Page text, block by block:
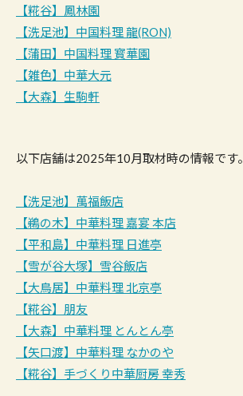
【糀谷】鳳林園
【洗足池】中国料理 龍(RON)
【蒲田】中国料理 寳華園
【雑色】中華大元
【大森】生駒軒
以下店舗は2025年10月取材時の情報です。
【洗足池】萬福飯店
【鵜の木】中華料理 嘉宴 本店
【平和島】中華料理 日進亭
【雪が谷大塚】雪谷飯店
【大鳥居】中華料理 北京亭
【糀谷】朋友
【大森】中華料理 とんとん亭
【矢口渡】中華料理 なかのや
【糀谷】手づくり中華厨房 幸秀